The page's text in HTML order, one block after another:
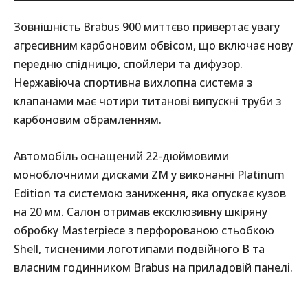
Зовнішність Brabus 900 миттєво привертає увагу
агресивним карбоновим обвісом, що включає нову
передню спідницю, спойлери та дифузор.
Нержавіюча спортивна вихлопна система з
клапанами має чотири титанові випускні труби з
карбоновим обрамленням.
Автомобіль оснащений 22-дюймовими
моноблочними дисками ZM у виконанні Platinum
Edition та системою заниження, яка опускає кузов
на 20 мм. Салон отримав ексклюзивну шкіряну
обробку Masterpiece з перфорованою стьобкою
Shell, тисненими логотипами подвійного B та
власним годинником Brabus на приладовій панелі.